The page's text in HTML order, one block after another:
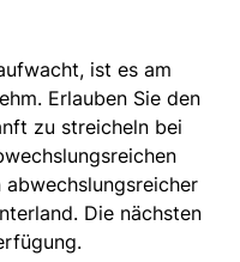
ist es am
Erlauben Sie den
zu streicheln bei
Die nächsten